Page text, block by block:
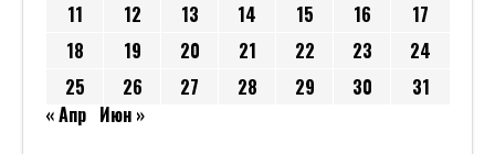
11
12 13 14 15 16
17
18
19 20 21 22 23
24
25
26 27 28 29 30
31
« Апр Июн »